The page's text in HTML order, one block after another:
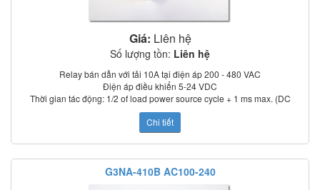
Giá: Liên hệ
Số lượng tồn: Liên hệ
Relay bán dẫn với tải 10A tại điện áp 200 - 480 VAC
Điện áp điều khiển 5-24 VDC
Thời gian tác động: 1/2 of load power source cycle + 1 ms max. (DC
input); 3/2 of load power source cycle + 1 ms max. (AC input)
Dòng rò: 5 mA max. (at 100 VAC); 0 mA max. (at 200 VAC)
Điện trở cách điện: 100 MΩ min. (at 500 VDC)
Nhiệt độ làm việc: –30°C to 80°C
Chỉ thị trạng thái: LED
Có nắp che bảo vệ
Tiêu chuẩn: UL, CSA, TUV (model –UTU)
Chi tiết
G3NA-410B AC100-240